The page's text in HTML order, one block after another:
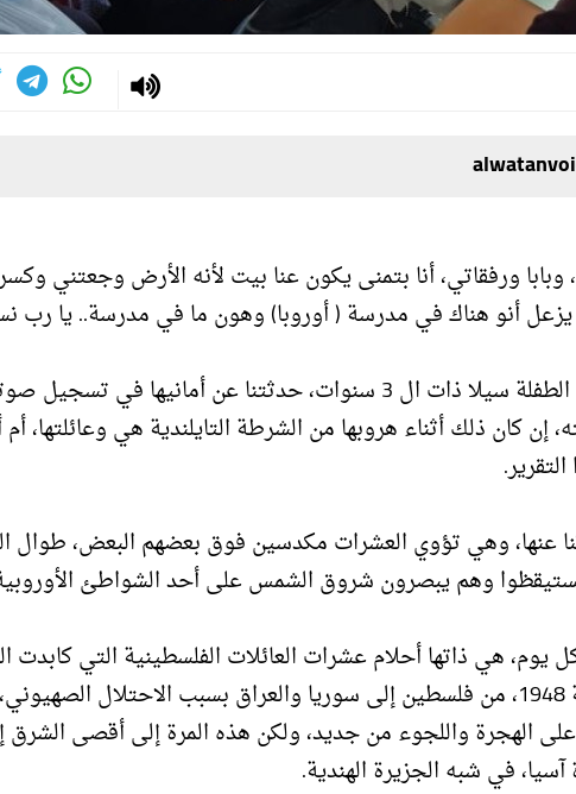
ورفقاتي، أنا بتمنى يكون عنا بيت لأنه الأرض وجعتني
أنو هناك في مدرسة ( أوروبا) وهون ما في مدرسة.. يا رب
بهذه الكلمات البريئة، الصادرة عن الطفلة سيلا ذات ال 3 سنوات، حدثتنا
كان ذلك أثناء هروبها من الشرطة التايلندية هي وعائلتها، أم
عنها، وهي تؤوي العشرات مكدسين فوق بعضهم البعض، طوال
وهم يبصرون شروق الشمس على أحد الشواطئ
يوم، هي ذاتها أحلام عشرات العائلات الفلسطينية التي كابدت
هجر آباؤهم وأجدادهم أيام النكبة 1948، من فلسطين إلى سوريا والعراق بسبب الاحتلال
الهجرة واللجوء من جديد، ولكن هذه المرة إلى أقصى الشرق
في شبه الجزيرة الهندية.